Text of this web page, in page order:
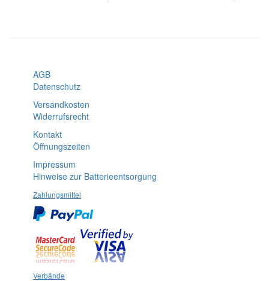
AGB
Datenschutz
Versandkosten
Widerrufsrecht
Kontakt
Öffnungszeiten
Impressum
Hinweise zur Batterieentsorgung
Zahlungsmittel
Verbände